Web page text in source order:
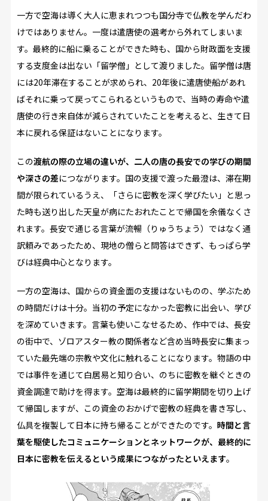
一方で空海は導く大人に恵まれつつも国分寺で仏教を学んだわ
けではありません。一度は遣唐使の選考から外れてしまいま
す。最終的に船に乗ることができた時も、国から財政面を支援
する支度金は出ない「留学僧」として渡りました。留学僧は唐
には20年滞在することが求められ、20年後に遣唐使船があれ
ばそれに乗って戻ってこられるというもので、当時の寿命や遣
唐使の行き来自体が減らされていたことを考えると、生きて日
本に戻れる保証はないことになります。
この渡航の際の立場の違いが、二人の唐の長安での学びの期間
や深さの差につながります。国の支援で渡った最澄は、滞在期
間が限られているうえ、「さらに密教を深く学びたい」と思っ
た時も送り出した天皇が病にたおれたことで帰国を余儀なくさ
れます。長安で通じる言葉が流暢（りゅうちょう）ではなく通
訳頼みであったため、現地の僧らと問答はできず、もっぱら学
びは経典中心となります。
一方の空海は、国からの資金面の支援はないものの、学ぶため
の時間だけは十分。当初の予定になかった密教に出会い、学び
を深めていきます。言葉も使いこなせるため、作中では、長安
の街中で、ゾロアスター教の関係者など含め当時長安に集まっ
ていた最先端の宗教や文化に触れることになります。物語の中
では事件を通じて白居易と知り合い、のちに密教を継ぐときの
資金調達で助けを得ます。空海は最終的に留学期間を切り上げ
て帰国しますが、この資金のおかげで密教の経典を書き写し、
仏具を複製して日本に持ち帰ることができたのです。 時間と言
葉を駆使したコミュニケーションとネットワークが、最終的に
日本に密教を伝えるという成果につながったといえます。